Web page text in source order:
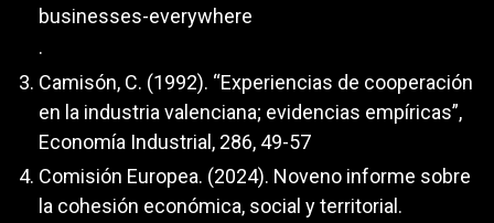
businesses-everywhere
.
Camisón, C. (1992). “Experiencias de cooperación
en la industria valenciana; evidencias empíricas”,
Economía Industrial, 286, 49-57
Comisión Europea. (2024). Noveno informe sobre
la cohesión económica, social y territorial.